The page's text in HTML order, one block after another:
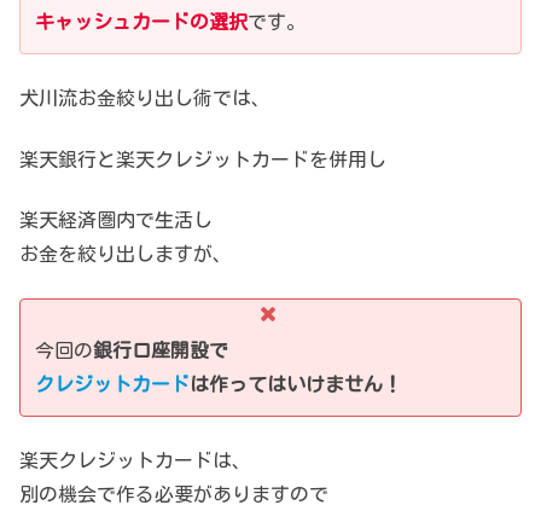
キャッシュカードの選択です。
犬川流お金絞り出し術では、
楽天銀行と楽天クレジットカードを併用し
楽天経済圏内で生活し
お金を絞り出しますが、
今回の銀行口座開設で
クレジットカードは作ってはいけません！
楽天クレジットカードは、
別の機会で作る必要がありますので